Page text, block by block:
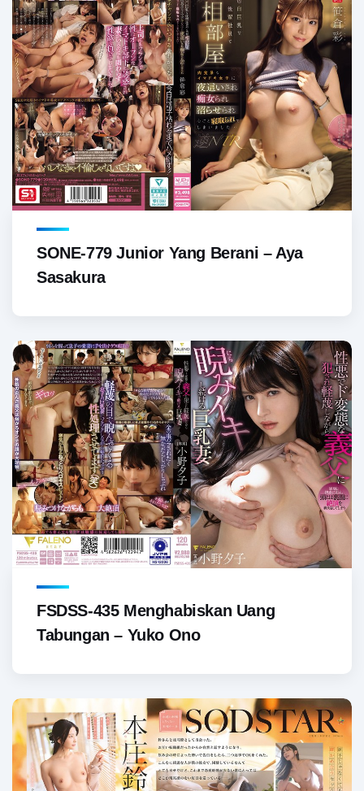
SONE-779 Junior Yang Berani – Aya
Sasakura
FSDSS-435 Menghabiskan Uang
Tabungan – Yuko Ono